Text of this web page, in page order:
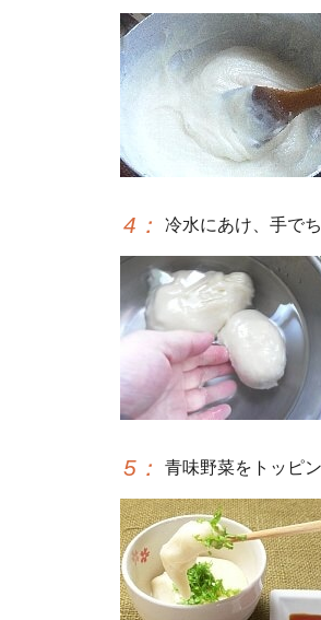
4 ： 冷水にあけ、手で
5 ： 青味野菜をトッピ